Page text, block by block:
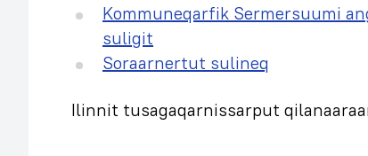
Kommuneqarfik Sermersuumi
suligit
Soraarnertut sulineq
Ilinnit tusagaqarnissarput